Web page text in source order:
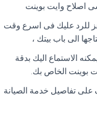
اصلاح وايت بوينت
للرد عليك فى اسرع وقت
الى باب بيتك ،
الاستماع اليك بدقة
بوينت الخاص بك.
على تفاصيل خدمة الصيانة